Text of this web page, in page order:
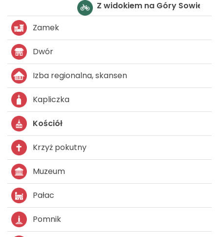
Wokół Dzierżoniowa
Zamek
Dwór
Izba regionalna, skansen
Kapliczka
Kościół
Krzyż pokutny
Muzeum
Pałac
Pomnik